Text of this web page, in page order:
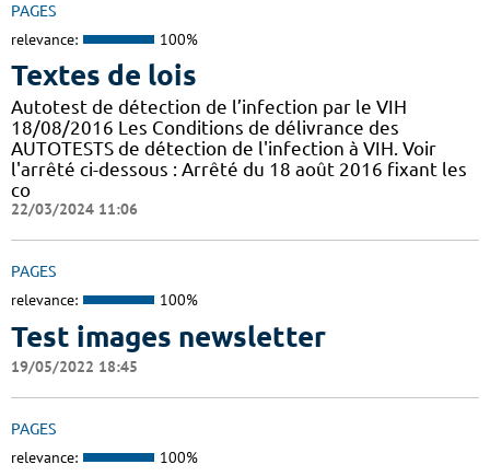
PAGES
relevance: 100%
Textes de lois
Autotest de détection de l’infection par le VIH
18/08/2016 Les Conditions de délivrance des
AUTOTESTS de détection de l'infection à VIH. Voir
l'arrêté ci-dessous : Arrêté du 18 août 2016 fixant les
co
22/03/2024 11:06
PAGES
relevance: 100%
Test images newsletter
19/05/2022 18:45
PAGES
relevance: 100%